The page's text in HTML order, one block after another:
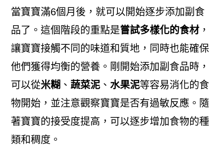
當寶寶滿6個月後，就可以開始逐步添加副食
品了。這個階段的重點是嘗試多樣化的食材，
讓寶寶接觸不同的味道和質地，同時也能確保
他們獲得均衡的營養。剛開始添加副食品時，
可以從米糊 、 蔬菜泥、 水果泥等容易消化的食
物開始，並注意觀察寶寶是否有過敏反應。隨
著寶寶的接受度提高，可以逐步增加食物的種
類和稠度。